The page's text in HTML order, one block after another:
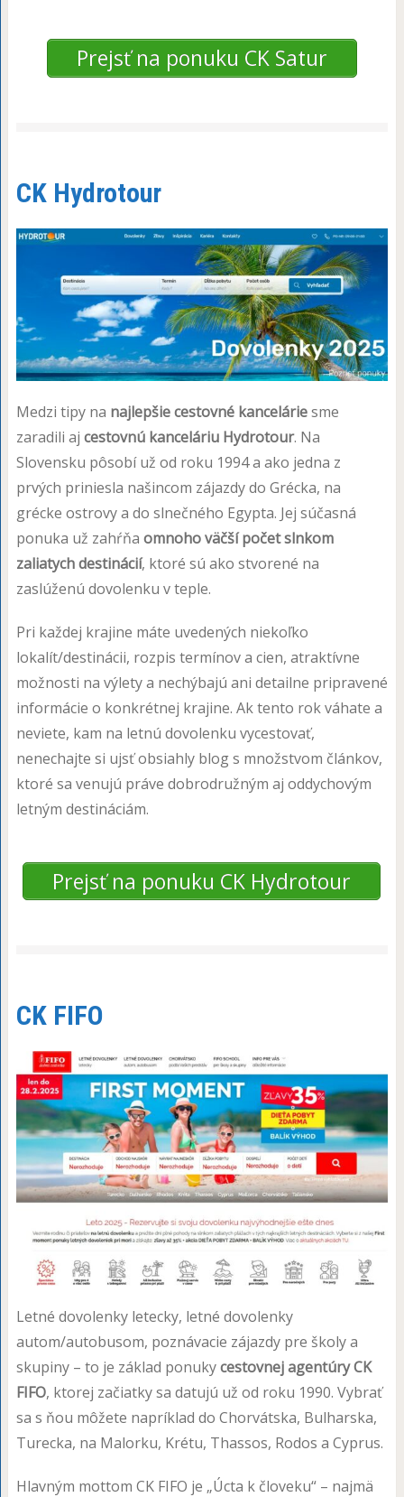
Prejsť na ponuku CK Satur
CK Hydrotour
Medzi tipy na najlepšie cestovné kanceláriesme
zaradili aj cestovnú kanceláriu Hydrotour. Na
Slovensku pôsobí už od roku 1994 a ako jedna z
prvých priniesla našincom zájazdy do Grécka, na
grécke ostrovy a do slnečného Egypta. Jej súčasná
ponuka už zahŕňa omnoho väčší počet slnkom
zaliatych destinácií, ktoré sú ako stvorené na
zaslúženú dovolenku v teple.
Pri každej krajine máte uvedených niekoľko
lokalít/destinácii, rozpis termínov a cien, atraktívne
možnosti na výlety a nechýbajú ani detailne pripravené
informácie o konkrétnej krajine. Ak tento rok váhate a
neviete, kam na letnú dovolenku vycestovať,
nenechajte si ujsť obsiahly blog s množstvom článkov,
ktoré sa venujú práve dobrodružným aj oddychovým
letným destináciám.
Prejsť na ponuku CK Hydrotour
CK FIFO
Letné dovolenky letecky, letné dovolenky
autom/autobusom, poznávacie zájazdy pre školy a
skupiny – to je základ ponukycestovnej agentúry CK
FIFO, ktorej začiatky sa datujú už od roku 1990. Vybrať
sa s ňou môžete napríklad do Chorvátska, Bulharska,
Turecka, na Malorku, Krétu, Thassos, Rodos a Cyprus.
Hlavným mottom CK FIFO je „Úcta k človeku“ – najmä